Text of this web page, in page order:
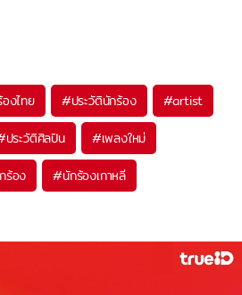
งไทย #ประวัตินักร้อง #artist
ประวัติศิลปิน #เพลงใหม่
ร้อง #นักร้องเกาหลี